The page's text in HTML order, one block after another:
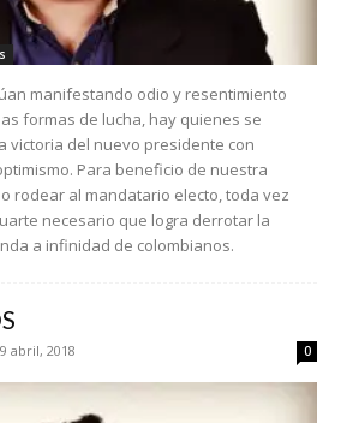
manifestando odio y resentimiento
formas de lucha, hay quienes se
victoria del nuevo presidente con
Para beneficio de nuestra
rodear al mandatario electo, toda vez
necesario que logra derrotar la
a infinidad de colombianos.
abril, 2018 0